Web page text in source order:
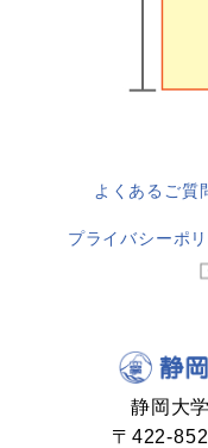
よくあるご質
プライバシーポ
静岡大
〒422-